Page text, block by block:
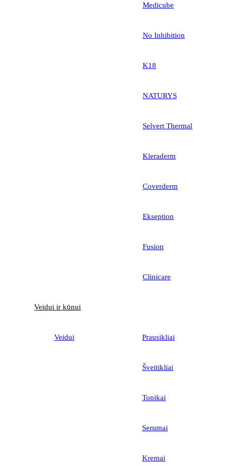
Medicube
No Inhibition
K18
NATURYS
Selvert Thermal
Kleraderm
Coverderm
Ekseption
Fusion
Clinicare
Veidui ir kūnui
Veidui Prausikliai
Šveitikliai
Tonikai
Serumai
Kremai